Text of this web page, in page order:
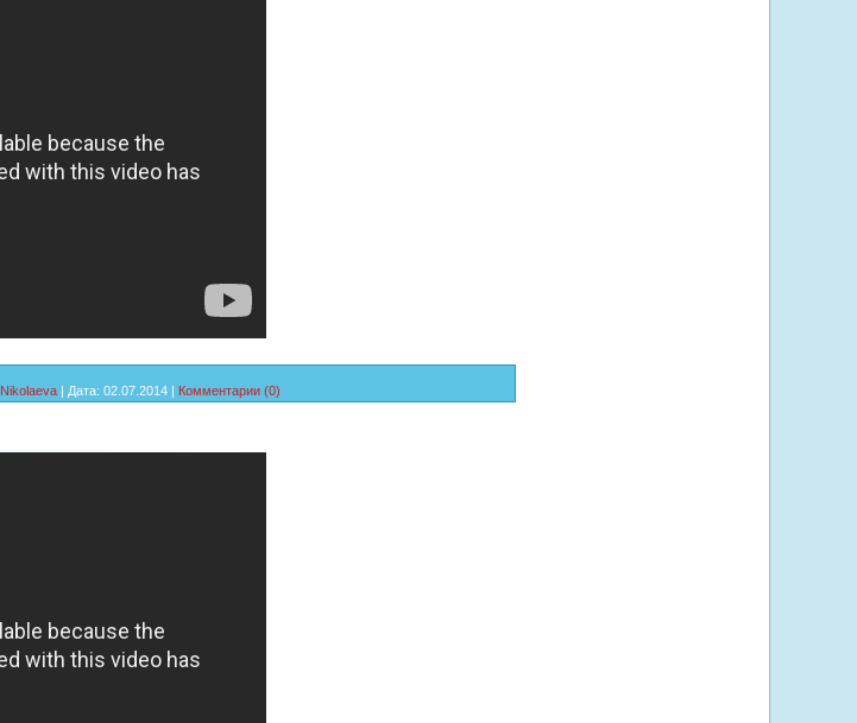
Nikolaeva | Дата: 02.07.2014 | Комментарии (0)